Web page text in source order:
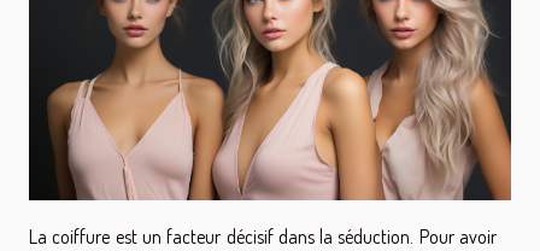
La coiffure est un facteur décisif dans la séduction. Pour avoir